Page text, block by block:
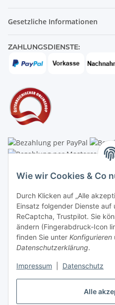
Alle
Wie wir Cookies & Co
Durch Klicken auf „Alle
Einsatz folgender Dienste auf
ReCaptcha, Trustpilot. Sie
ändern (Fingerabdruck-Icon
finden Sie unter Konfigurieren
Datenschutzerklärung.
Impressum Datenschutz
Gesetzliche Informationen
ZAHLUNGSDIENSTE:
Linzer Krippenshop
Schauraum & Verkauf:
Buchhaltung: Königleiten 11
A-3354 Wolfsbach
+43747782730
shop@krippen-shop.at
www.krippen-shop.at
Trustpilot